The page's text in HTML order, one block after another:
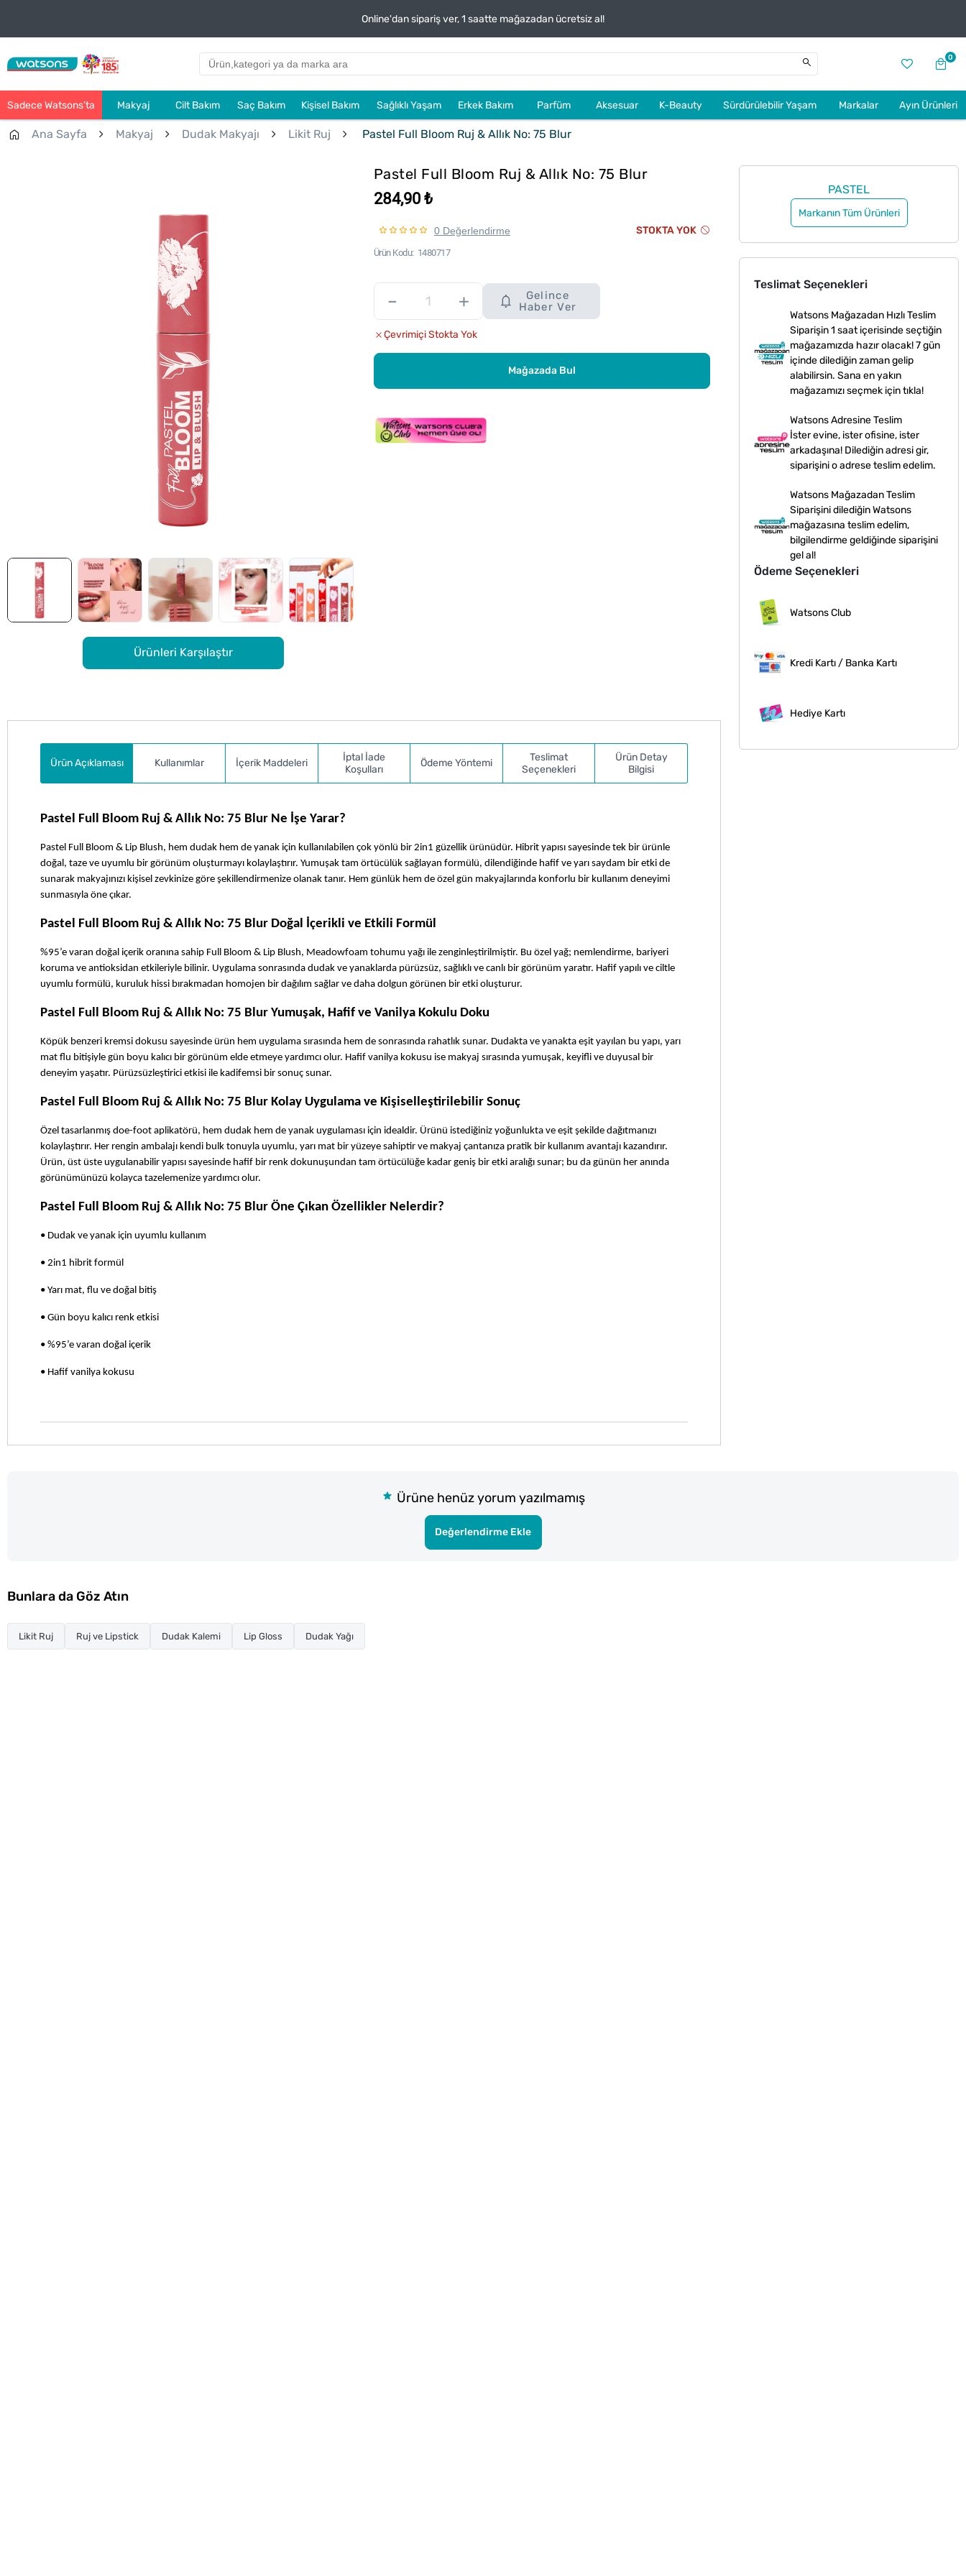
Online'dan sipariş ver, 1 saatte mağazadan ücretsiz al!
0
Sadece Watsons’ta Makyaj Cilt Bakım Saç Bakım Kişisel Bakım Sağlıklı Yaşam Erkek Bakım Parfüm Aksesuar K-Beauty Sürdürülebilir Yaşam Markalar Ayın Ürünleri
Ana Sayfa Makyaj Dudak Makyajı Likit Ruj Pastel Full Bloom Ruj & Allık No: 75 Blur
Ürünleri Karşılaştır
Pastel Full Bloom Ruj & Allık No: 75 Blur
284,90 ₺
0 Değerlendirme STOKTA YOK
Ürün Kodu 1480717
– +
Gelince
Haber Ver
Çevrimiçi Stokta Yok
Mağazada Bul
PASTEL
Markanın Tüm Ürünleri
Teslimat Seçenekleri
Watsons Mağazadan Hızlı Teslim
Siparişin 1 saat içerisinde seçtiğin
mağazamızda hazır olacak! 7 gün
içinde dilediğin zaman gelip
alabilirsin. Sana en yakın
mağazamızı seçmek için tıkla!
Watsons Adresine Teslim
İster evine, ister ofisine, ister
arkadaşına! Dilediğin adresi gir,
siparişini o adrese teslim edelim.
Watsons Mağazadan Teslim
Siparişini dilediğin Watsons
mağazasına teslim edelim,
bilgilendirme geldiğinde siparişini
gel al!
Ödeme Seçenekleri
Watsons Club
Kredi Kartı / Banka Kartı
Hediye Kartı
Ürün Açıklaması Kullanımlar İçerik Maddeleri
İptal İade
Koşulları
Ödeme Yöntemi
Teslimat
Seçenekleri
Ürün Detay
Bilgisi
Pastel Full Bloom Ruj & Allık No: 75 Blur Ne İşe Yarar?
Pastel Full Bloom & Lip Blush, hem dudak hem de yanak için kullanılabilen çok yönlü bir 2in1 güzellik ürünüdür. Hibrit yapısı sayesinde tek bir ürünle
doğal, taze ve uyumlu bir görünüm oluşturmayı kolaylaştırır. Yumuşak tam örtücülük sağlayan formülü, dilendiğinde hafif ve yarı saydam bir etki de
sunarak makyajınızı kişisel zevkinize göre şekillendirmenize olanak tanır. Hem günlük hem de özel gün makyajlarında konforlu bir kullanım deneyimi
sunmasıyla öne çıkar.
Pastel Full Bloom Ruj & Allık No: 75 Blur Doğal İçerikli ve Etkili Formül
%95’e varan doğal içerik oranına sahip Full Bloom & Lip Blush, Meadowfoam tohumu yağı ile zenginleştirilmiştir. Bu özel yağ; nemlendirme, bariyeri
koruma ve antioksidan etkileriyle bilinir. Uygulama sonrasında dudak ve yanaklarda pürüzsüz, sağlıklı ve canlı bir görünüm yaratır. Hafif yapılı ve ciltle
uyumlu formülü, kuruluk hissi bırakmadan homojen bir dağılım sağlar ve daha dolgun görünen bir etki oluşturur.
Pastel Full Bloom Ruj & Allık No: 75 Blur Yumuşak, Hafif ve Vanilya Kokulu Doku
Köpük benzeri kremsi dokusu sayesinde ürün hem uygulama sırasında hem de sonrasında rahatlık sunar. Dudakta ve yanakta eşit yayılan bu yapı, yarı
mat flu bitişiyle gün boyu kalıcı bir görünüm elde etmeye yardımcı olur. Hafif vanilya kokusu ise makyaj sırasında yumuşak, keyifli ve duyusal bir
deneyim yaşatır. Pürüzsüzleştirici etkisi ile kadifemsi bir sonuç sunar.
Pastel Full Bloom Ruj & Allık No: 75 Blur Kolay Uygulama ve Kişiselleştirilebilir Sonuç
Özel tasarlanmış doe-foot aplikatörü, hem dudak hem de yanak uygulaması için idealdir. Ürünü istediğiniz yoğunlukta ve eşit şekilde dağıtmanızı
kolaylaştırır. Her rengin ambalajı kendi bulk tonuyla uyumlu, yarı mat bir yüzeye sahiptir ve makyaj çantanıza pratik bir kullanım avantajı kazandırır.
Ürün, üst üste uygulanabilir yapısı sayesinde hafif bir renk dokunuşundan tam örtücülüğe kadar geniş bir etki aralığı sunar; bu da günün her anında
görünümünüzü kolayca tazelemenize yardımcı olur.
Pastel Full Bloom Ruj & Allık No: 75 Blur Öne Çıkan Özellikler Nelerdir?
• Dudak ve yanak için uyumlu kullanım
• 2in1 hibrit formül
• Yarı mat, flu ve doğal bitiş
• Gün boyu kalıcı renk etkisi
• %95’e varan doğal içerik
• Hafif vanilya kokusu
Ürüne henüz yorum yazılmamış
Değerlendirme Ekle
Bunlara da Göz Atın
Likit Ruj Ruj ve Lipstick Dudak Kalemi Lip Gloss Dudak Yağı